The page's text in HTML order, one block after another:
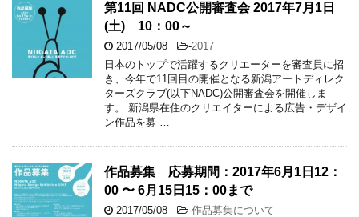
第11回 NADC公開審査会 2017年7月1日
(土) 10：00～
2017/05/08 -2017
日本のトップで活躍するクリエーターを審査員に招
き、今年で11回目の開催となる新潟アートディレク
ターズクラブ(以下NADC)公開審査会を開催しま
す。 新潟県在住のクリエイターによる広告・デザイ
ン作品を募 …
作品募集 応募期間：2017年6月1日12：
00 〜 6月15日15：00まで
2017/05/08 -作品募集について